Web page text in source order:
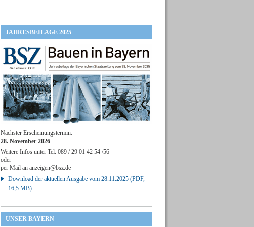
JAHRESBEILAGE 2025
Nächster Erscheinungstermin:
28. November 2026
Weitere Infos unter Tel. 089 / 29 01 42 54 /56
oder
per Mail an anzeigen@bsz.de
Download der aktuellen Ausgabe vom 28.11.2025 (PDF,
16,5 MB)
UNSER BAYERN